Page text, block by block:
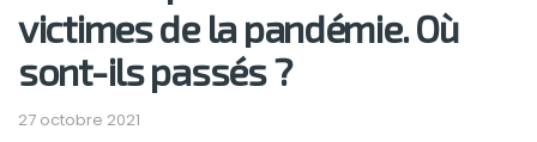
victimes de la pandémie. Où
sont-ils passés ?
27 octobre 2021